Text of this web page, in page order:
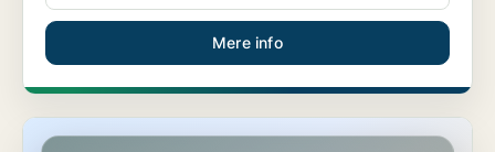
Mere info
Boligudlejningsejendom i Nordborg